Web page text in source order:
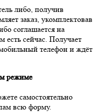
либо, получив
заказ, укомплектовав
соглашается на
есть сейчас. Получает
телефон и ждёт
режиме
самостоятельно
всю форму.